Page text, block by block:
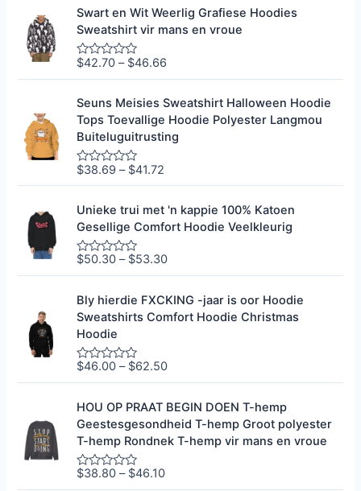
5
r
a
d
e
e
r
0
i
t
5
Swart en Wit Weerlig Grafiese Hoodies
Sweatshirt vir mans en vroue
G
e
r
a
d
e
e
r
0
u
i
5
$42.70 – $46.66
Seuns Meisies Sweatshirt Halloween Hoodie
Tops Toevallige Hoodie Polyester Langmou
Buiteluguitrusting
G
e
r
a
d
e
e
r
0
i
t
5
$38.69 – $41.72
Unieke trui met 'n kappie 100% Katoen
Gesellige Comfort Hoodie Veelkleurig
G
e
r
a
d
e
e
r
0
u
i
5
$50.30 – $53.30
Bly hierdie FXCKING -jaar is oor Hoodie
Sweatshirts Comfort Hoodie Christmas
Hoodie
G
e
r
a
d
e
e
r
0
u
$46.00 – $62.50
HOU OP PRAAT BEGIN DOEN T-hemp
Geestesgesondheid T-hemp Groot polyester
T-hemp Rondnek T-hemp vir mans en vroue
G
e
$38.80 – $46.10